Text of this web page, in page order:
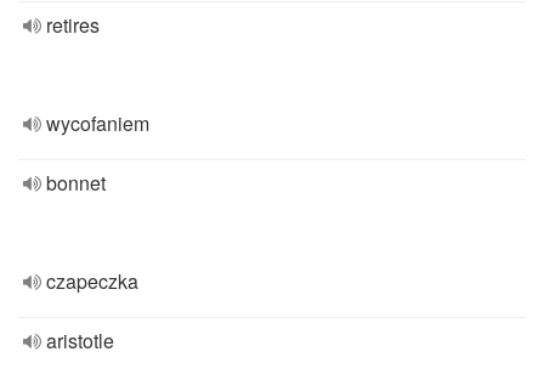
retires
wycofaniem
bonnet
czapeczka
aristotle